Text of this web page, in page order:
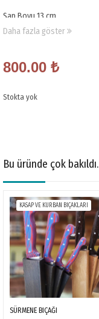
Sap Boyu 13 cm
Çelik D2
Daha fazla göster
800.00 ₺
Stokta yok
Bu üründe çok bakıldı.
KASAP VE KURBAN BIÇAKLARI
SÜRMENE BIÇAĞI